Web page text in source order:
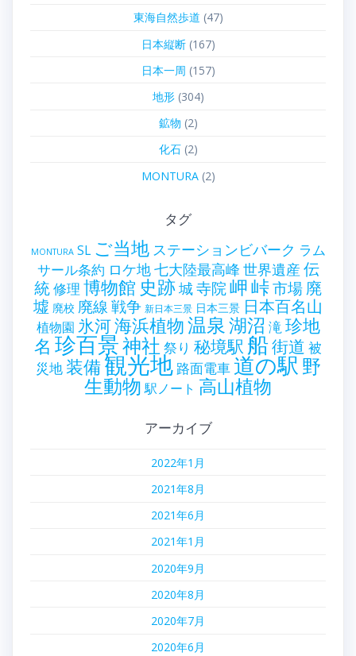
東海自然歩道 (47)
日本縦断(167)
日本一周 (157)
地形(304)
鉱物 (2)
化石(2)
MONTURA(2)
タグ
MONTURA SL ご当地 ステーションビバーク ラム
サール条約 ロケ地七大陸最高峰 世界遺産 伝
統修理 博物館 史跡城寺院岬峠市場 廃
墟 廃校 廃線戦争 新日本三景 日本三景 日本百名山
植物園 氷河海浜植物温泉湖沼 滝珍地
名 珍百景神社 祭り 秘境駅 船街道 被
災地装備観光地 路面電車道の駅 野
生動物 駅ノート 高山植物
アーカイブ
2022年1月
2021年8月
2021年6月
2021年1月
2020年9月
2020年8月
2020年7月
2020年6月